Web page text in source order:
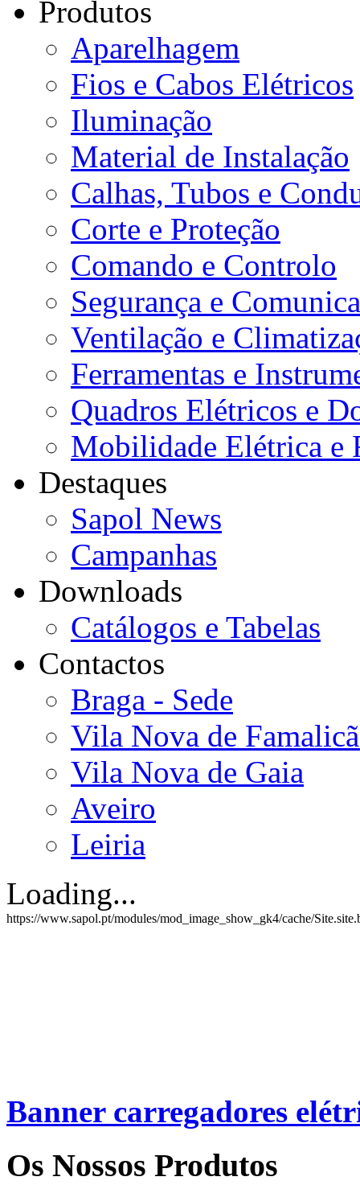
Produtos
Aparelhagem
Fios e Cabos Elétricos
Iluminação
Material de Instalação
Calhas, Tubos e
Corte e Proteção
Comando e Controlo
Segurança e
Ventilação e
Ferramentas e
Quadros Elétricos e
Mobilidade Elétrica e
Destaques
Sapol News
Campanhas
Downloads
Catálogos e Tabelas
Contactos
Braga - Sede
Vila Nova de
Vila Nova de Gaia
Aveiro
Leiria
Loading...
https://www.sapol.pt/modules/mod_image_show_gk4/cache/
Bannercarregadores
Os Nossos Produtos